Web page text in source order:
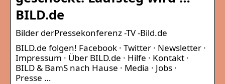
BILD.de
Bilder derPressekonferenz -TV -Bild.de
BILD.de folgen! Facebook · Twitter · Newsletter ·
Impressum · Über BILD.de · Hilfe · Kontakt ·
BILD & BamS nach Hause · Media · Jobs ·
Presse …